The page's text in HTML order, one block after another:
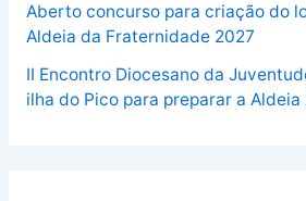
Aberto concurso para criação do
Aldeia da Fraternidade 2027
II Encontro Diocesano da
ilha do Pico para preparar a Aldeia